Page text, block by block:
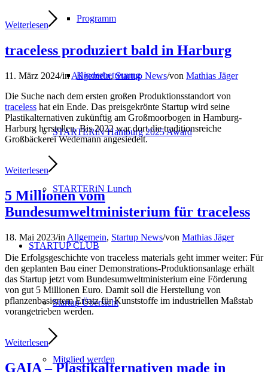
Programm
Kinderbetreuung
STARTERiN Hamburg 2025 Award
STARTERiN Lunch
STARTUP CLUB
Startup Übersicht
Mitglied werden
Weiterlesen
traceless produziert bald in Harburg
11. März 2024/inAllgemein,Startup News/von Mathias Jäger
Die Suche nach dem ersten großen Produktionsstandort von
traceless hat ein Ende. Das preisgekrönte Startup wird seine
Plastikalternativen zukünftig am Großmoorbogen in Hamburg-
Harburg herstellen. Bis 2022 war dort die traditionsreiche
Großbäckerei Wedemann angesiedelt.
Weiterlesen
5 Millionen vom
Bundesumweltministerium für traceless
18. Mai 2023/in Allgemein, Startup News/von Mathias Jäger
Die Erfolgsgeschichte von traceless materials geht immer weiter: Für
den geplanten Bau einer Demonstrations-Produktionsanlage erhält
das Startup jetzt vom Bundesumweltministerium eine Förderung
von gut 5 Millionen Euro. Damit soll die Herstellung von
pflanzenbasiertem Ersatz für Kunststoffe im industriellen Maßstab
vorangetrieben werden.
Weiterlesen
GAIA – Plastikalternativen made in